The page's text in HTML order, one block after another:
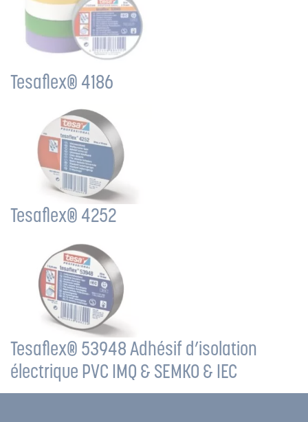
Tesaflex® 4186
Tesaflex® 4252
Tesaflex® 53948 Adhésif d’isolation
électrique PVC IMQ & SEMKO & IEC